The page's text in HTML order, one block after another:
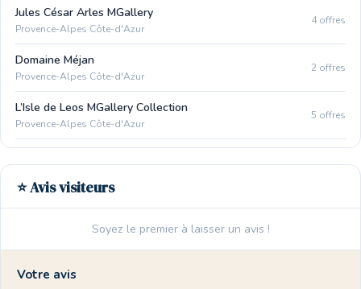
Jules César Arles MGallery
Provence-Alpes Côte-d'Azur
4 offres
Domaine Méjan
Provence-Alpes Côte-d'Azur
2 offres
L’Isle de Leos MGallery Collection
Provence-Alpes Côte-d'Azur
5 offres
⭐ Avis visiteurs
Soyez le premier à laisser un avis !
Votre avis